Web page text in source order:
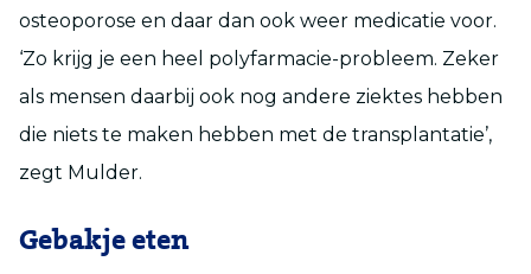
osteoporose en daar dan ook weer medicatie voor.
‘Zo krijg je een heel polyfarmacie-probleem. Zeker
als mensen daarbij ook nog andere ziektes hebben
die niets te maken hebben met de transplantatie’,
zegt Mulder.
Gebakje eten